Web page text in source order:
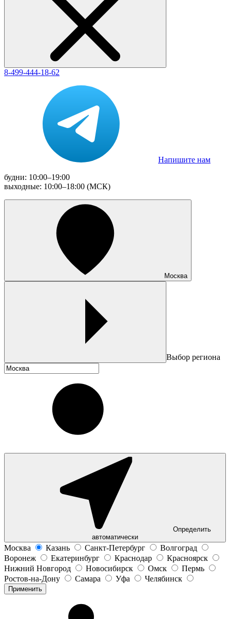
8-499-444-18-62
Напишите нам
будни: 10:00–19:00
выходные: 10:00–18:00 (МСК)
Москва
Выбор региона
Определить
автоматически
Москва Казань Санкт-Петербург
Волгоград
Воронеж
Екатеринбург Краснодар
Красноярск
Нижний Новгород
Новосибирск Омск
Пермь
Ростов-на-Дону
Самара Уфа Челябинск
Применить